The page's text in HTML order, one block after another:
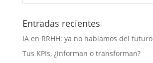
Entradas recientes
IA en RRHH: ya no hablamos del futuro
Tus KPIs, ¿informan o transforman?